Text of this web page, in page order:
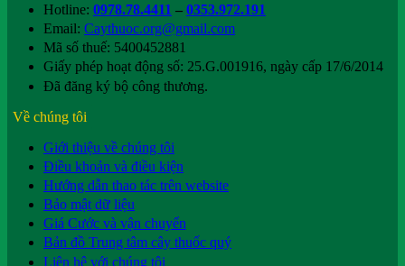
Hotline: 0978.78.4411 – 0353.972.191
Email: Caythuoc.org@gmail.com
Mã số thuế: 5400452881
Giấy phép hoạt động số: 25.G.001916, ngày cấp 17/6/2014
Đã đăng ký bộ công thương.
Về chúng tôi
Giới thiệu về chúng tôi
Điều khoản và điều kiện
Hướng dẫn thao tác trên website
Bảo mật dữ liệu
Giá Cước và vận chuyển
Bản đồ Trung tâm cây thuốc quý
Liên hệ với chúng tôi